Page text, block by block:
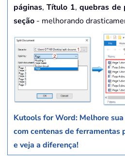
páginas,Título 1,quebras de
seção - melhorando
Kutools for Word: Melhore
com centenas de ferramentas
e veja a diferença!